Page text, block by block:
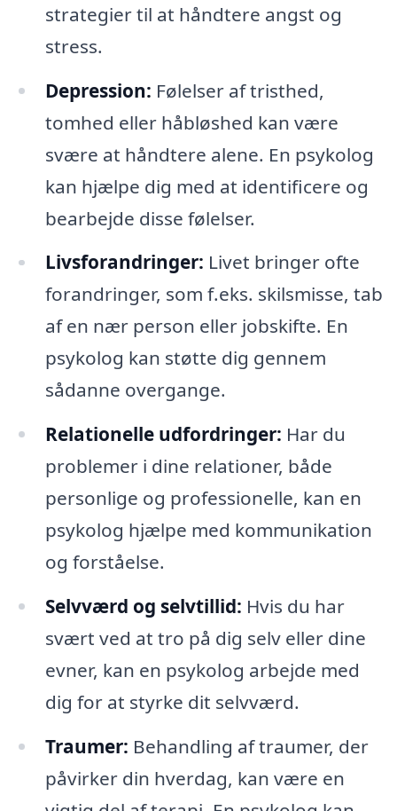
strategier til at håndtere angst og
stress.
Depression: Følelser af tristhed,
tomhed eller håbløshed kan være
svære at håndtere alene. En psykolog
kan hjælpe dig med at identificere og
bearbejde disse følelser.
Livsforandringer: Livet bringer ofte
forandringer, som f.eks. skilsmisse, tab
af en nær person eller jobskifte. En
psykolog kan støtte dig gennem
sådanne overgange.
Relationelle udfordringer: Har du
problemer i dine relationer, både
personlige og professionelle, kan en
psykolog hjælpe med kommunikation
og forståelse.
Selvværd og selvtillid: Hvis du har
svært ved at tro på dig selv eller dine
evner, kan en psykolog arbejde med
dig for at styrke dit selvværd.
Traumer: Behandling af traumer, der
påvirker din hverdag, kan være en